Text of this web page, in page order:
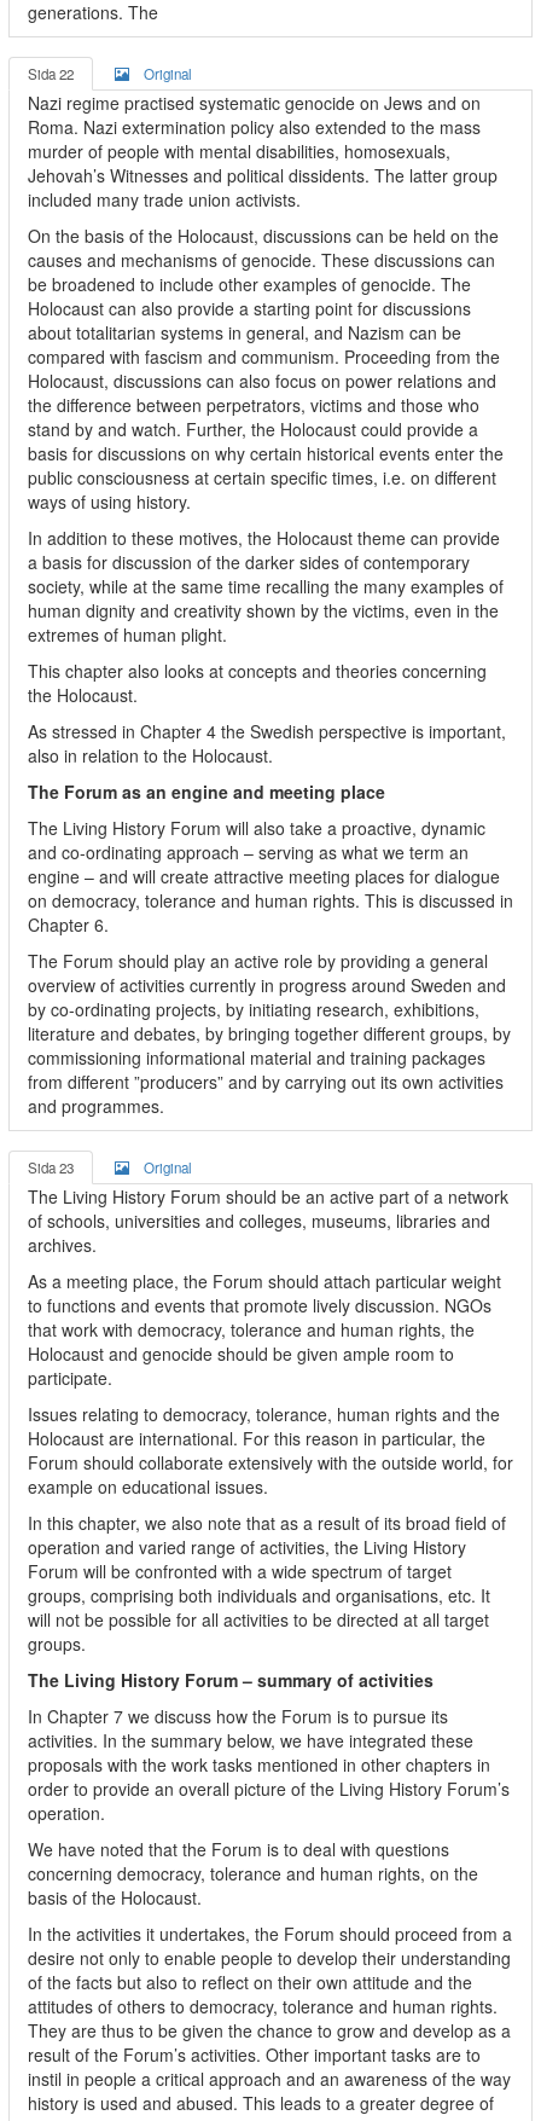
generations. The
Sida 22 Original
Nazi regime practised systematic genocide on Jews and on
Roma. Nazi extermination policy also extended to the mass
murder of people with mental disabilities, homosexuals,
Jehovah’s Witnesses and political dissidents. The latter group
included many trade union activists.
On the basis of the Holocaust, discussions can be held on the
causes and mechanisms of genocide. These discussions can
be broadened to include other examples of genocide. The
Holocaust can also provide a starting point for discussions
about totalitarian systems in general, and Nazism can be
compared with fascism and communism. Proceeding from the
Holocaust, discussions can also focus on power relations and
the difference between perpetrators, victims and those who
stand by and watch. Further, the Holocaust could provide a
basis for discussions on why certain historical events enter the
public consciousness at certain specific times, i.e. on different
ways of using history.
In addition to these motives, the Holocaust theme can provide
a basis for discussion of the darker sides of contemporary
society, while at the same time recalling the many examples of
human dignity and creativity shown by the victims, even in the
extremes of human plight.
This chapter also looks at concepts and theories concerning
the Holocaust.
As stressed in Chapter 4 the Swedish perspective is important,
also in relation to the Holocaust.
The Forum as an engine and meeting place
The Living History Forum will also take a proactive, dynamic
and co-ordinating approach – serving as what we term an
engine – and will create attractive meeting places for dialogue
on democracy, tolerance and human rights. This is discussed in
Chapter 6.
The Forum should play an active role by providing a general
overview of activities currently in progress around Sweden and
by co-ordinating projects, by initiating research, exhibitions,
literature and debates, by bringing together different groups, by
commissioning informational material and training packages
from different ”producers” and by carrying out its own activities
and programmes.
Sida 23 Original
The Living History Forum should be an active part of a network
of schools, universities and colleges, museums, libraries and
archives.
As a meeting place, the Forum should attach particular weight
to functions and events that promote lively discussion. NGOs
that work with democracy, tolerance and human rights, the
Holocaust and genocide should be given ample room to
participate.
Issues relating to democracy, tolerance, human rights and the
Holocaust are international. For this reason in particular, the
Forum should collaborate extensively with the outside world, for
example on educational issues.
In this chapter, we also note that as a result of its broad field of
operation and varied range of activities, the Living History
Forum will be confronted with a wide spectrum of target
groups, comprising both individuals and organisations, etc. It
will not be possible for all activities to be directed at all target
groups.
The Living History Forum – summary of activities
In Chapter 7 we discuss how the Forum is to pursue its
activities. In the summary below, we have integrated these
proposals with the work tasks mentioned in other chapters in
order to provide an overall picture of the Living History Forum’s
operation.
We have noted that the Forum is to deal with questions
concerning democracy, tolerance and human rights, on the
basis of the Holocaust.
In the activities it undertakes, the Forum should proceed from a
desire not only to enable people to develop their understanding
of the facts but also to reflect on their own attitude and the
attitudes of others to democracy, tolerance and human rights.
They are thus to be given the chance to grow and develop as a
result of the Forum’s activities. Other important tasks are to
instil in people a critical approach and an awareness of the way
history is used and abused. This leads to a greater degree of